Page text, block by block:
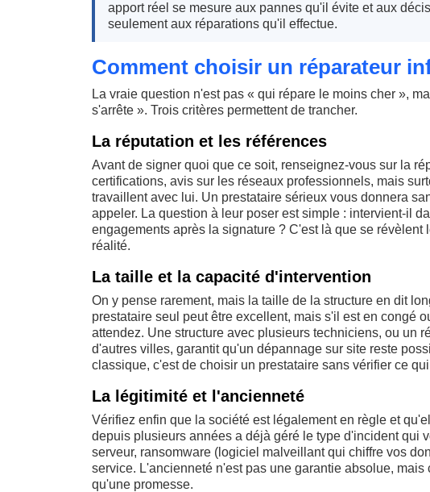
apport réel se mesure aux pannes qu'il évite et aux
seulement aux réparations qu'il effectue.
Comment choisir un réparateur
La vraie question n'est pas « qui répare le moins cher »,
s'arrête ». Trois critères permettent de trancher.
La réputation et les références
Avant de signer quoi que ce soit, renseignez-vous sur la
certifications, avis sur les réseaux professionnels, mais
travaillent avec lui. Un prestataire sérieux vous donnera
appeler. La question à leur poser est simple : intervient-il
engagements après la signature ? C'est là que se
réalité.
La taille et la capacité d'intervention
On y pense rarement, mais la taille de la structure en dit
prestataire seul peut être excellent, mais s'il est en congé
attendez. Une structure avec plusieurs techniciens, ou un
d'autres villes, garantit qu'un dépannage sur site reste
classique, c'est de choisir un prestataire sans vérifier ce
La légitimité et l'ancienneté
Vérifiez enfin que la société est légalement en règle et
depuis plusieurs années a déjà géré le type d'incident qui
serveur, ransomware (logiciel malveillant qui chiffre vos
service. L'ancienneté n'est pas une garantie absolue,
qu'une promesse.